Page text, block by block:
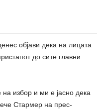
објави дека на лицата
до сите главни
избор и ми е јасно дека
Стармер на прес-